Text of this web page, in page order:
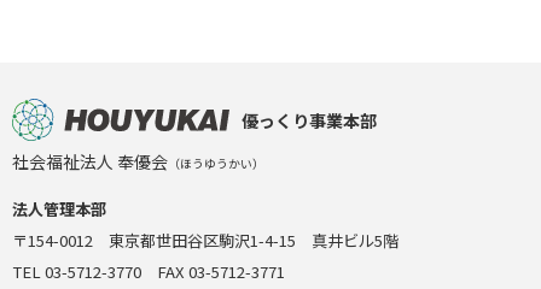
優っくり事業本部
社会福祉法人 奉優会 （ほうゆうかい）
法人管理本部
〒154-0012 東京都世田谷区駒沢1-4-15 真井ビル5階
TEL 03-5712-3770 FAX 03-5712-3771